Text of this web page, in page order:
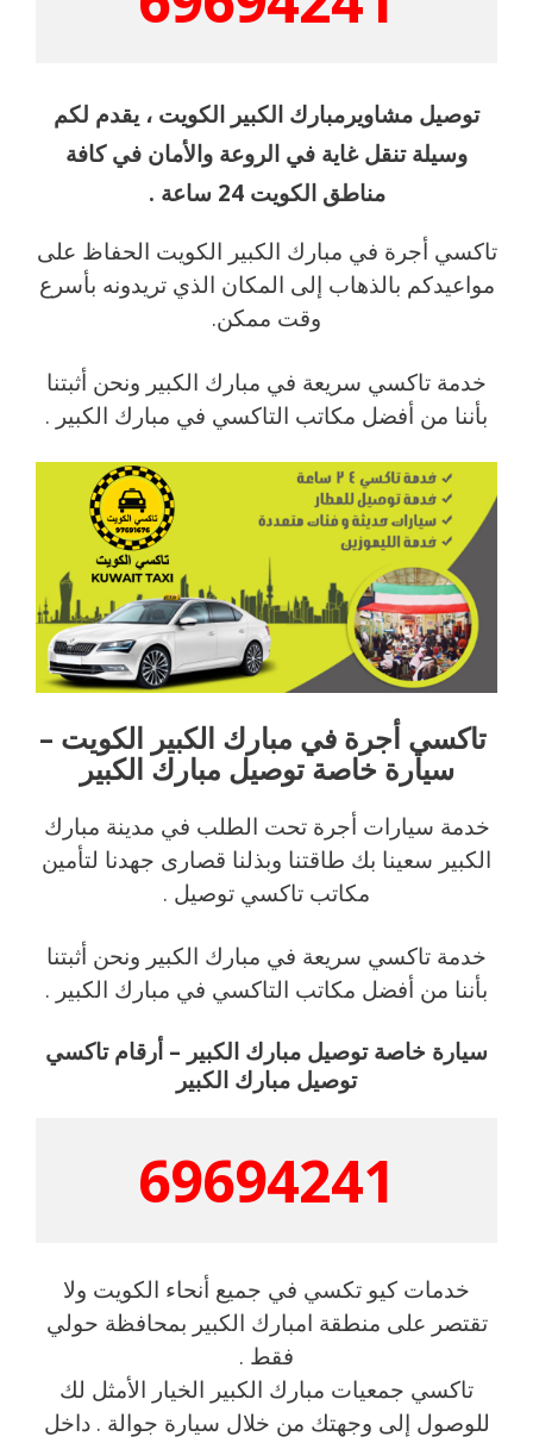
توصيل مشاويرمبارك الكبير الكويت ، يقدم لكم
وسيلة تنقل غاية في الروعة والأمان في كافة
مناطق الكويت 24 ساعة .
تاكسي أجرة في مبارك الكبير الكويت الحفاظ على
مواعيدكم بالذهاب إلى المكان الذي تريدونه بأسرع
وقت ممكن.
خدمة تاكسي سريعة في مبارك الكبير ونحن أثبتنا
بأننا من أفضل مكاتب التاكسي في مبارك الكبير .
تاكسي أجرة في مبارك الكبير الكويت –
سيارة خاصة توصيل مبارك الكبير
خدمة سيارات أجرة تحت الطلب في مدينة مبارك
الكبير سعينا بك طاقتنا وبذلنا قصارى جهدنا لتأمين
مكاتب تاكسي توصيل .
خدمة تاكسي سريعة في مبارك الكبير ونحن أثبتنا
بأننا من أفضل مكاتب التاكسي في مبارك الكبير .
سيارة خاصة توصيل مبارك الكبير – أرقام تاكسي
توصيل مبارك الكبير
69694241
خدمات كيو تكسي في جميع أنحاء الكويت ولا
تقتصر على منطقة امبارك الكبير بمحافظة حولي
فقط .
تاكسي جمعيات مبارك الكبير الخيار الأمثل لك
للوصول إلى وجهتك من خلال سيارة جوالة . داخل